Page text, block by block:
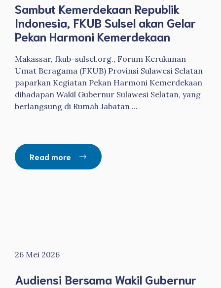
Sambut Kemerdekaan Republik
Indonesia, FKUB Sulsel akan Gelar
Pekan Harmoni Kemerdekaan
Makassar, fkub-sulsel.org., Forum Kerukunan
Umat Beragama (FKUB) Provinsi Sulawesi Selatan
paparkan Kegiatan Pekan Harmoni Kemerdekaan
dihadapan Wakil Gubernur Sulawesi Selatan, yang
berlangsung di Rumah Jabatan ...
Read more
26 Mei 2026
Audiensi Bersama Wakil Gubernur